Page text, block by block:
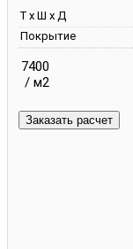
Т х Ш х Д
Покрытие
7400
/ м2